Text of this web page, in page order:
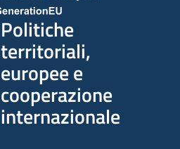
Politiche
territoriali,
europee e
cooperazione
internazionale